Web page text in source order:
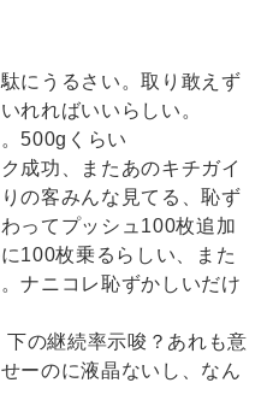
にうるさい。取り敢えず
れればいいらしい。
500gくらい
成功、またあのキチガイ
の客みんな見てる、恥ず
ってプッシュ100枚追加
100枚乗るらしい、また
ナニコレ恥ずかしいだけ
の継続率示唆？あれも意
ーのに液晶ないし、なん